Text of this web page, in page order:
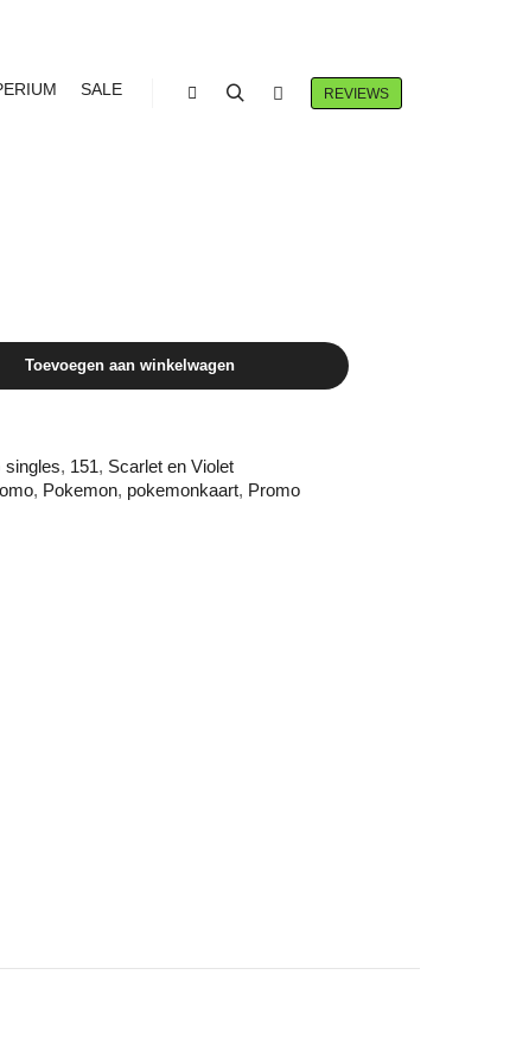
SALE REVIEWS
Toevoegen aan winkelwagen
singles, 151, Scarlet en Violet
, Pokemon, pokemonkaart, Promo